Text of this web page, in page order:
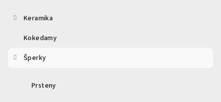
Keramika
Kokedamy
Šperky
Prsteny